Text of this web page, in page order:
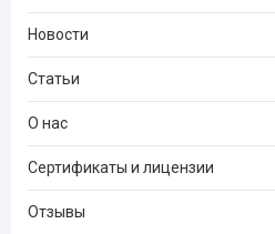
Новости
Статьи
О нас
Сертификаты и лицензии
Отзывы